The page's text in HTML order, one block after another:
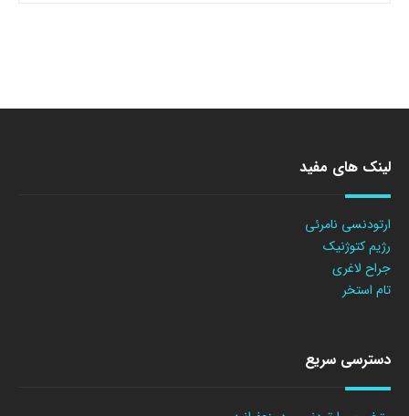
لینک های مفید
ارتودنسی نامرئی
رژیم کتوژنیک
جراح لاغری
تام استخر
دسترسی سریع